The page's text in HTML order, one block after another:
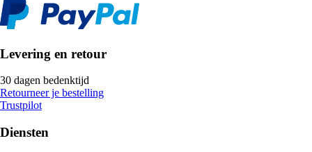
Levering en retour
30 dagen bedenktijd
Retourneer je bestelling
Trustpilot
Diensten